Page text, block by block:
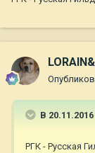
В
РГК - Русская